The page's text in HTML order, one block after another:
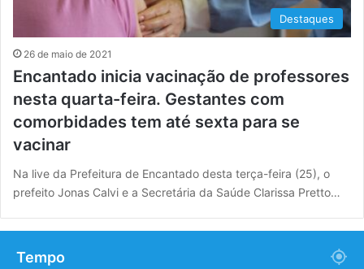
Destaques
26 de maio de 2021
Encantado inicia vacinação de professores
nesta quarta-feira. Gestantes com
comorbidades tem até sexta para se
vacinar
Na live da Prefeitura de Encantado desta terça-feira (25), o
prefeito Jonas Calvi e a Secretária da Saúde Clarissa Pretto…
Tempo